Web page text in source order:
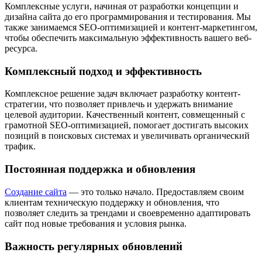
Комплексные услуги, начиная от разработки концепции и
дизайна сайта до его программирования и тестирования. Мы
также занимаемся SEO-оптимизацией и контент-маркетингом,
чтобы обеспечить максимальную эффективность вашего веб-
ресурса.
Комплексный подход и эффективность
Комплексное решение задач включает разработку контент-
стратегии, что позволяет привлечь и удержать внимание
целевой аудитории. Качественный контент, совмещенный с
грамотной SEO-оптимизацией, помогает достигать высоких
позиций в поисковых системах и увеличивать органический
трафик.
Постоянная поддержка и обновления
Создание сайта — это только начало. Предоставляем своим
клиентам техническую поддержку и обновления, что
позволяет следить за трендами и своевременно адаптировать
сайт под новые требования и условия рынка.
Важность регулярных обновлений